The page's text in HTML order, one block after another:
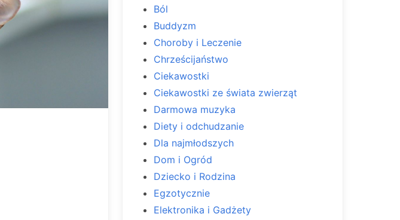
Ból
Buddyzm
Choroby i Leczenie
Chrześcijaństwo
Ciekawostki
Ciekawostki ze świata zwierząt
Darmowa muzyka
Diety i odchudzanie
Dla najmłodszych
Dom i Ogród
Dziecko i Rodzina
Egzotycznie
Elektronika i Gadżety